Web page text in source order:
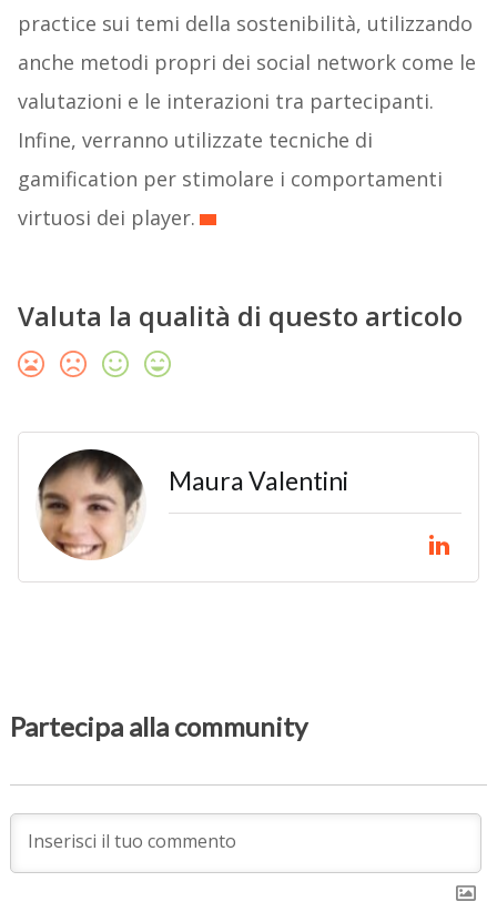
practice sui temi della sostenibilità, utilizzando
anche metodi propri dei social network come le
valutazioni e le interazioni tra partecipanti.
Infine, verranno utilizzate tecniche di
gamification per stimolare i comportamenti
virtuosi dei player.
Valuta la qualità di questo articolo
Maura Valentini
Partecipa alla community